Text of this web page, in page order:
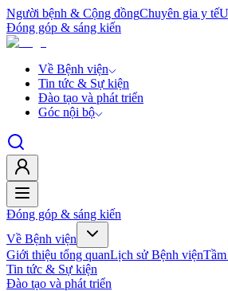
Người bệnh & Cộng đồngChuyên gia y tế
Đóng góp & sáng kiến
Về Bệnh viện
Tin tức & Sự kiện
Đào tạo và phát triển
Góc nội bộ
Đóng góp & sáng kiến
Về Bệnh viện
Giới thiệu tổng quanLịch sử Bệnh viện
Tin tức & Sự kiện
Đào tạo và phát triển